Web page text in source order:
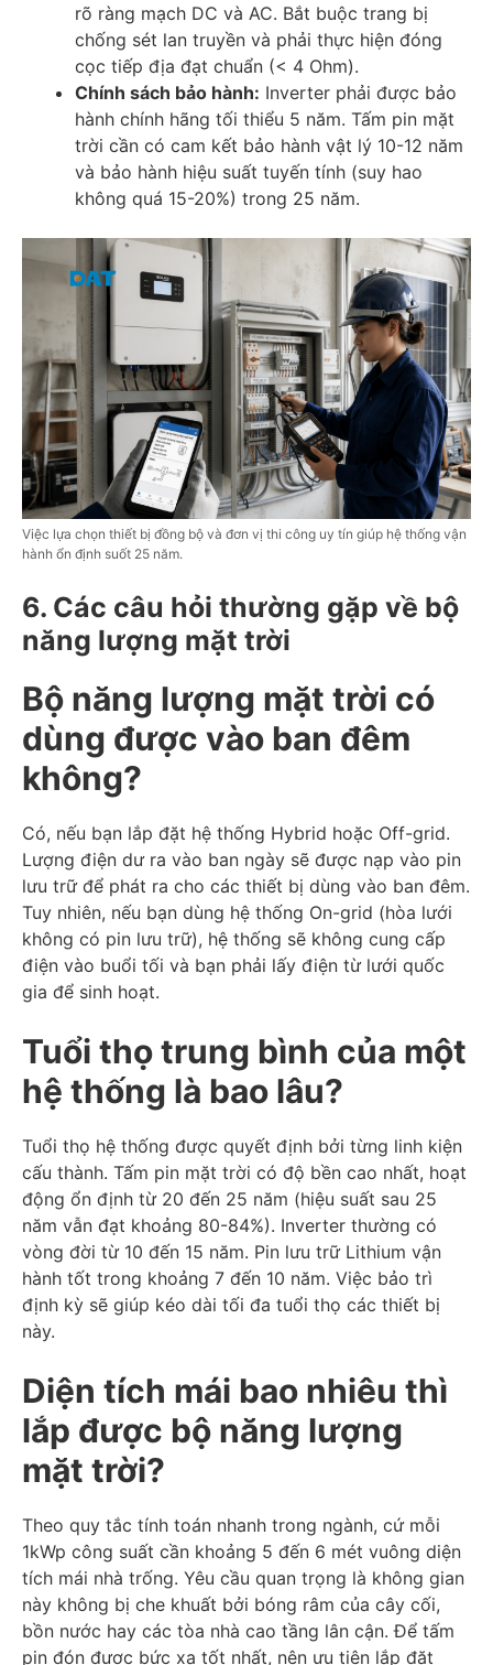
rõ ràng mạch DC và AC. Bắt buộc trang bị
chống sét lan truyền và phải thực hiện đóng
cọc tiếp địa đạt chuẩn (< 4 Ohm).
Chính sách bảo hành: Inverter phải được bảo
hành chính hãng tối thiểu 5 năm. Tấm pin mặt
trời cần có cam kết bảo hành vật lý 10-12 năm
và bảo hành hiệu suất tuyến tính (suy hao
không quá 15-20%) trong 25 năm.
Việc lựa chọn thiết bị đồng bộ và đơn vị thi công uy tín giúp hệ thống vận
hành ổn định suốt 25 năm.
6. Các câu hỏi thường gặp về bộ
năng lượng mặt trời
Bộ năng lượng mặt trời có
dùng được vào ban đêm
không?
Có, nếu bạn lắp đặt hệ thống Hybrid hoặc Off-grid.
Lượng điện dư ra vào ban ngày sẽ được nạp vào pin
lưu trữ để phát ra cho các thiết bị dùng vào ban đêm.
Tuy nhiên, nếu bạn dùng hệ thống On-grid (hòa lưới
không có pin lưu trữ), hệ thống sẽ không cung cấp
điện vào buổi tối và bạn phải lấy điện từ lưới quốc
gia để sinh hoạt.
Tuổi thọ trung bình của một
hệ thống là bao lâu?
Tuổi thọ hệ thống được quyết định bởi từng linh kiện
cấu thành. Tấm pin mặt trời có độ bền cao nhất, hoạt
động ổn định từ 20 đến 25 năm (hiệu suất sau 25
năm vẫn đạt khoảng 80-84%). Inverter thường có
vòng đời từ 10 đến 15 năm. Pin lưu trữ Lithium vận
hành tốt trong khoảng 7 đến 10 năm. Việc bảo trì
định kỳ sẽ giúp kéo dài tối đa tuổi thọ các thiết bị
này.
Diện tích mái bao nhiêu thì
lắp được bộ năng lượng
mặt trời?
Theo quy tắc tính toán nhanh trong ngành, cứ mỗi
1kWp công suất cần khoảng 5 đến 6 mét vuông diện
tích mái nhà trống. Yêu cầu quan trọng là không gian
này không bị che khuất bởi bóng râm của cây cối,
bồn nước hay các tòa nhà cao tầng lân cận. Để tấm
pin đón được bức xạ tốt nhất, nên ưu tiên lắp đặt